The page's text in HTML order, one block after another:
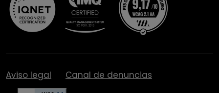
Aviso legal Canal de denuncias